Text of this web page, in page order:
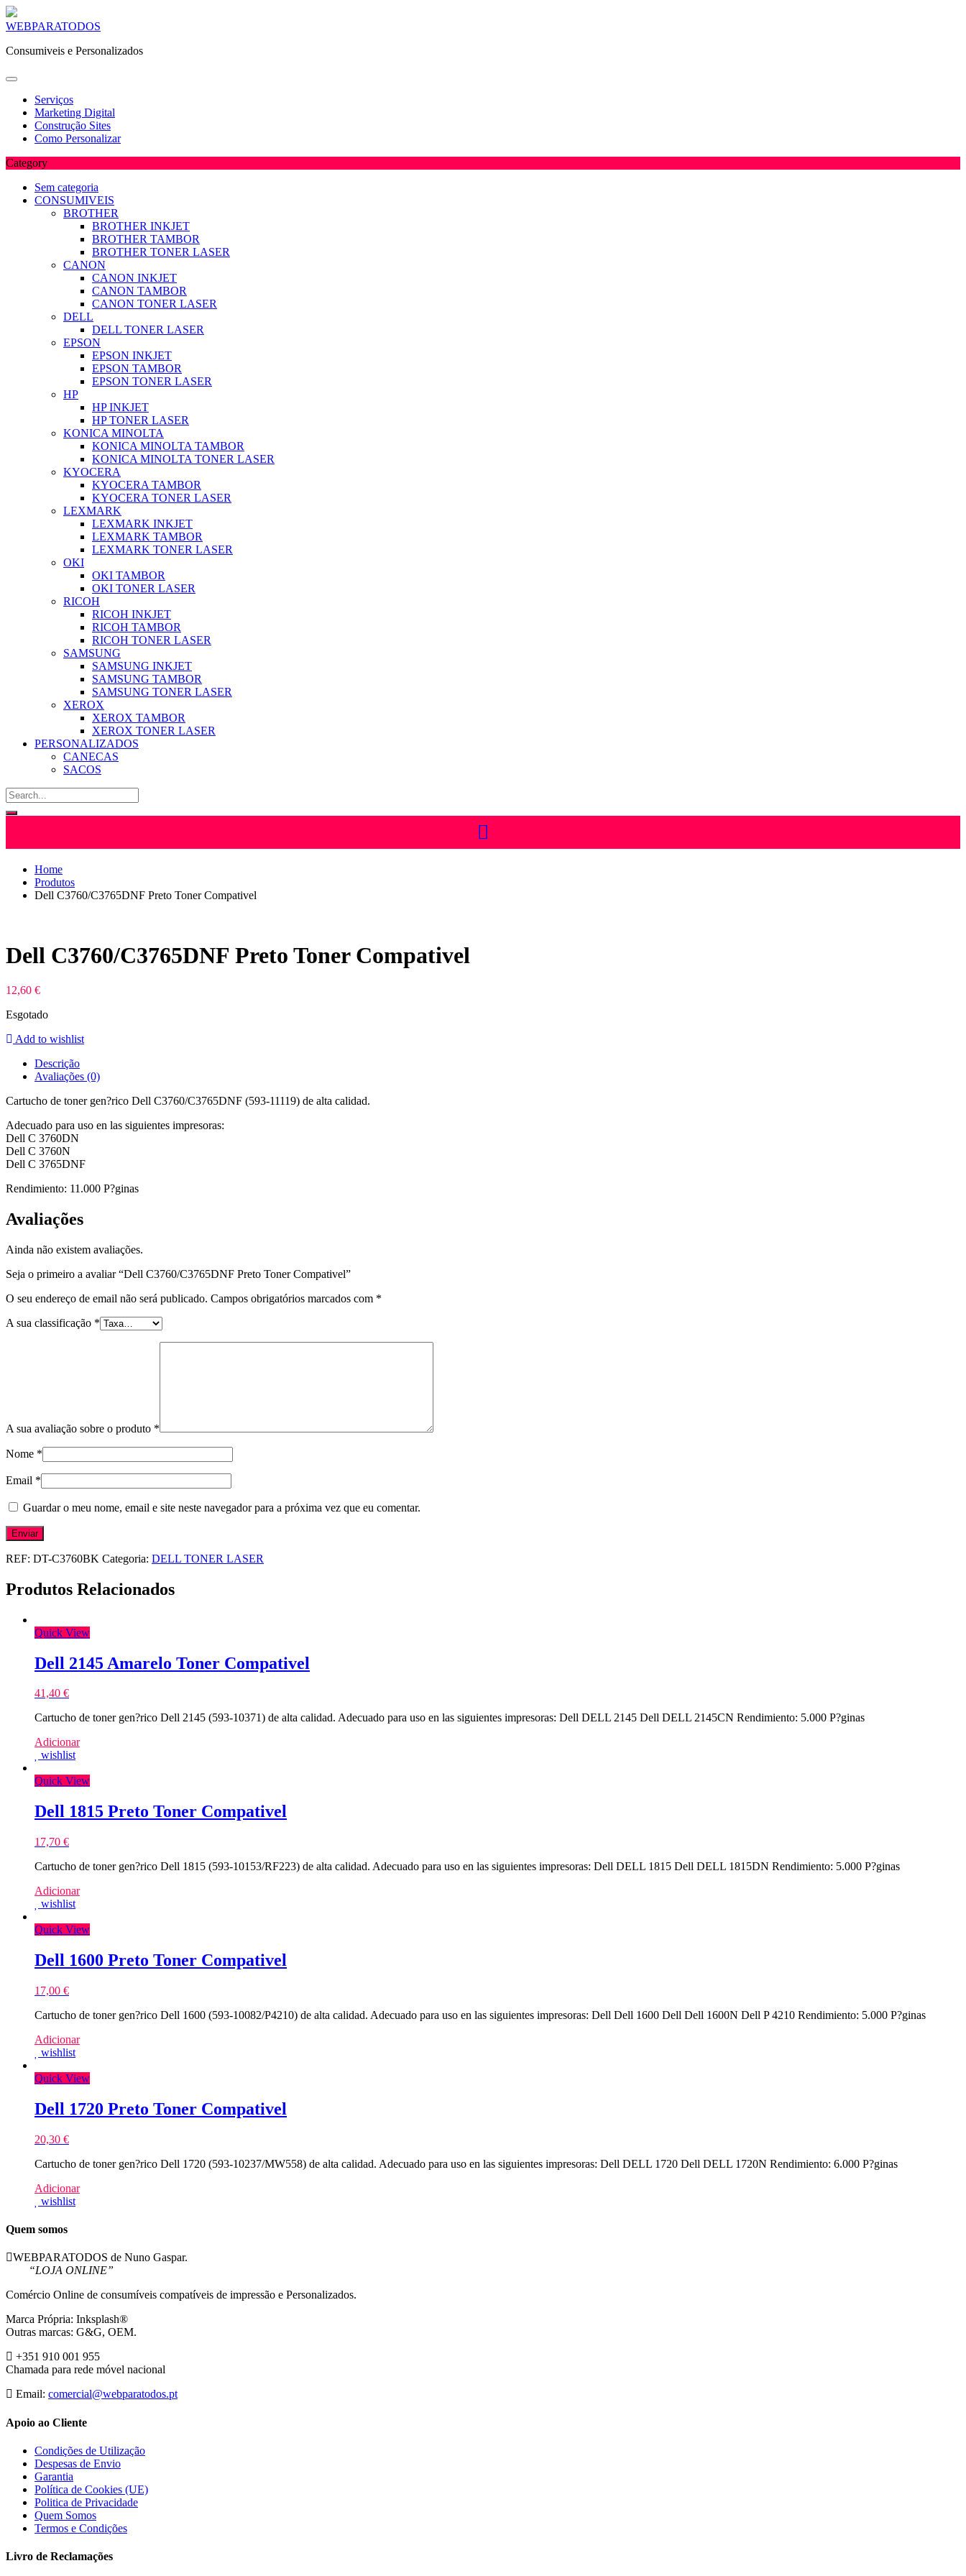
Skip
content
WEBPARATODOS
Consumiveis e Personalizados
Serviços
Marketing Digital
Construção Sites
Como Personalizar
Category
Sem categoria
CONSUMIVEIS
BROTHER
BROTHER INKJET
BROTHER TAMBOR
BROTHER TONER LASER
CANON
CANON INKJET
CANON TAMBOR
CANON TONER LASER
DELL
DELL TONER LASER
EPSON
EPSON INKJET
EPSON TAMBOR
EPSON TONER LASER
HP
HP INKJET
HP TONER LASER
KONICA MINOLTA
KONICA MINOLTA TAMBOR
KONICA MINOLTA TONER LASER
KYOCERA
KYOCERA TAMBOR
KYOCERA TONER LASER
LEXMARK
LEXMARK INKJET
LEXMARK TAMBOR
LEXMARK TONER LASER
OKI
OKI TAMBOR
OKI TONER LASER
RICOH
RICOH INKJET
RICOH TAMBOR
RICOH TONER LASER
SAMSUNG
SAMSUNG INKJET
SAMSUNG TAMBOR
SAMSUNG TONER LASER
XEROX
XEROX TAMBOR
XEROX TONER LASER
PERSONALIZADOS
CANECAS
SACOS
Home
Produtos
Dell C3760/C3765DNF Preto Toner Compativel
Dell C3760/C3765DNF Preto Toner Compativel
12,60 €
Esgotado
Add to wishlist
Descrição
Avaliações (0)
Cartucho de toner gen?rico Dell C3760/C3765DNF (593-11119) de alta calidad.
Adecuado para uso en las siguientes impresoras:
Dell C 3760DN
Dell C 3760N
Dell C 3765DNF
Rendimiento: 11.000 P?ginas
Avaliações
Ainda não existem avaliações.
Seja o primeiro a avaliar “Dell C3760/C3765DNF Preto Toner Compativel”
O seu endereço de email não será publicado. Campos obrigatórios marcados com *
A sua classificação *
A sua avaliação sobre o produto *
Nome *
Email *
Guardar o meu nome, email e site neste navegador para a próxima vez que eu comentar.
REF: DT-C3760BK Categoria: DELL TONER LASER
Produtos Relacionados
Quick View
Dell 2145 Amarelo Toner Compativel
41,40 €
Cartucho de toner gen?rico Dell 2145 (593-10371) de alta calidad. Adecuado para uso en las siguientes impresoras: Dell DELL 2145 Dell DELL 2145CN Rendimiento: 5.000 P?ginas
Adicionar
wishlist
Quick View
Dell 1815 Preto Toner Compativel
17,70 €
Cartucho de toner gen?rico Dell 1815 (593-10153/RF223) de alta calidad. Adecuado para uso en las siguientes impresoras: Dell DELL 1815 Dell DELL 1815DN Rendimiento: 5.000 P?ginas
Adicionar
wishlist
Quick View
Dell 1600 Preto Toner Compativel
17,00 €
Cartucho de toner gen?rico Dell 1600 (593-10082/P4210) de alta calidad. Adecuado para uso en las siguientes impresoras: Dell Dell 1600 Dell Dell 1600N Dell P 4210 Rendimiento: 5.000 P?ginas
Adicionar
wishlist
Quick View
Dell 1720 Preto Toner Compativel
20,30 €
Cartucho de toner gen?rico Dell 1720 (593-10237/MW558) de alta calidad. Adecuado para uso en las siguientes impresoras: Dell DELL 1720 Dell DELL 1720N Rendimiento: 6.000 P?ginas
Adicionar
wishlist
Quem somos
WEBPARATODOS de Nuno Gaspar.
“LOJA ONLINE”
Comércio Online de consumíveis compatíveis de impressão e Personalizados.
Marca Própria: Inksplash®
Outras marcas: G&G, OEM.
+351 910 001 955
Chamada para rede móvel nacional
Email: comercial@webparatodos.pt
Apoio ao Cliente
Condições de Utilização
Despesas de Envio
Garantia
Política de Cookies (UE)
Politica de Privacidade
Quem Somos
Termos e Condições
Livro de Reclamações